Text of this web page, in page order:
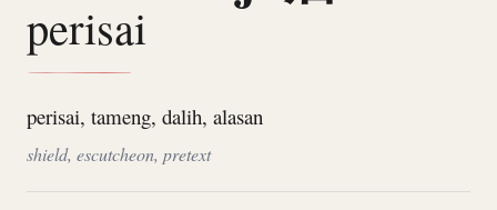
perisai
perisai, tameng, dalih, alasan
shield, escutcheon, pretext